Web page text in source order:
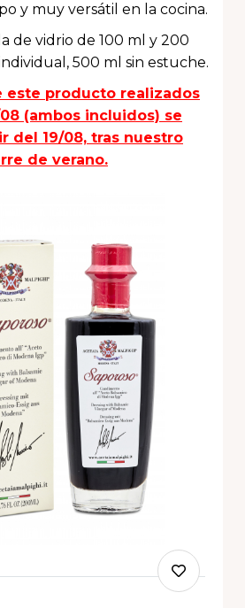
y muy versátil en la cocina.
de vidrio de 100 ml y 200
500 ml sin estuche.
este producto realizados
(ambos incluidos) se
del 19/08, tras nuestro
de verano.